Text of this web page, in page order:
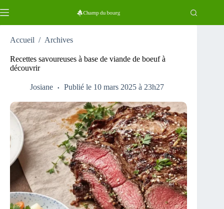
au
Accueil / Archives
Recettes savoureuses à base de viande de boeuf à
découvrir
Josiane Publié le 10 mars 2025 à 23h27